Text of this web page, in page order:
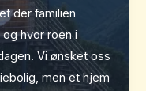
der familien
hvor roen i
Vi ønsket oss
men et hjem